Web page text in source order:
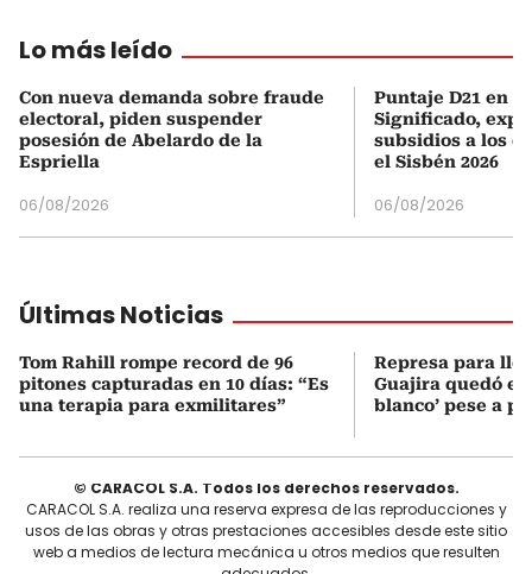
Lo más leído
Con nueva demanda sobre fraude
electoral, piden suspender
posesión de Abelardo de la
Espriella
06/08/2026
Puntaje D21 en
Significado,
subsidios a los
el Sisbén 2026
06/08/2026
Últimas Noticias
Tom Rahill rompe record de 96
pitones capturadas en 10 días: “Es
una terapia para exmilitares”
Represa para
Guajira quedó en
blanco’ pese a
© CARACOL S.A. Todos los derechos reservados.
CARACOL S.A. realiza una reserva expresa de las reproducciones y
usos de las obras y otras prestaciones accesibles desde este sitio
web a medios de lectura mecánica u otros medios que resulten